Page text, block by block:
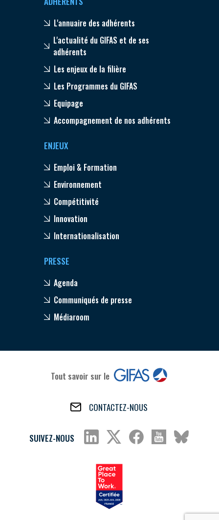
L'annuaire des adhérents
L'actualité du GIFAS et de ses
adhérents
Les enjeux de la filière
Les Programmes du GIFAS
Equipage
Accompagnement de nos adhérents
ENJEUX
Emploi & Formation
Environnement
Compétitivité
Innovation
Internationalisation
PRESSE
Agenda
Communiqués de presse
Médiaroom
Tout savoir sur le
CONTACTEZ-NOUS
SUIVEZ-NOUS